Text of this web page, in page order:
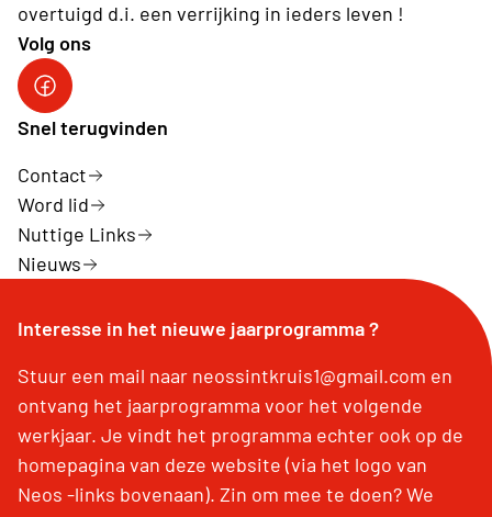
overtuigd d.i. een verrijking in ieders leven !
Volg ons
Facebook Neos Sint-Kruis
Snel terugvinden
Contact
Word lid
Nuttige Links
Nieuws
Interesse in het nieuwe jaarprogramma ?
Stuur een mail naar neossintkruis1@gmail.com en
ontvang het jaarprogramma voor het volgende
werkjaar. Je vindt het programma echter ook op de
homepagina van deze website (via het logo van
Neos -links bovenaan). Zin om mee te doen? We